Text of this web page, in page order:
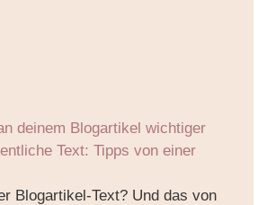
Blogartikel-Text? Und das von